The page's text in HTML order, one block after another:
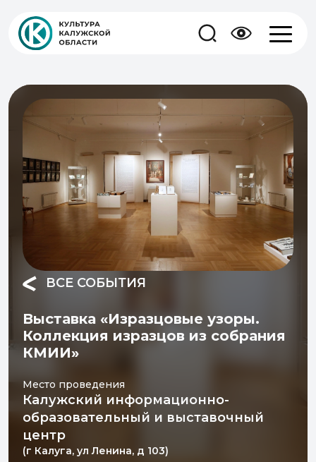
ВСЕ СОБЫТИЯ
Выставка «Изразцовые узоры.
Коллекция изразцов из собрания
КМИИ»
Место проведения
Калужский информационно-
образовательный и выставочный
центр
(г Калуга, ул Ленина, д 103)